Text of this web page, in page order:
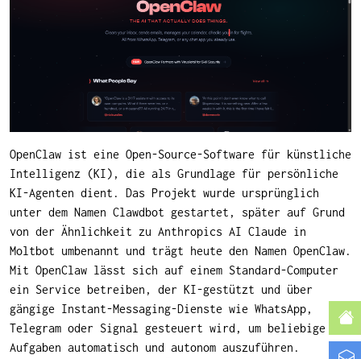
OpenClaw ist eine Open-Source-Software für künstliche
Intelligenz (KI), die als Grundlage für persönliche
KI-Agenten dient. Das Projekt wurde ursprünglich
unter dem Namen Clawdbot gestartet, später auf Grund
von der Ähnlichkeit zu Anthropics AI Claude in
Moltbot umbenannt und trägt heute den Namen OpenClaw.
Mit OpenClaw lässt sich auf einem Standard-Computer
ein Service betreiben, der KI-gestützt und über
gängige Instant-Messaging-Dienste wie WhatsApp,
Telegram oder Signal gesteuert wird, um beliebige
Aufgaben automatisch und autonom auszuführen.